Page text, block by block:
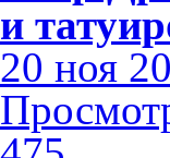
и
20 ноя